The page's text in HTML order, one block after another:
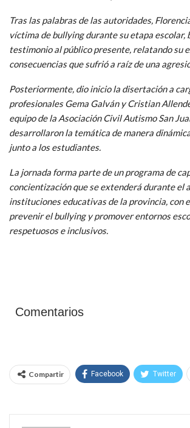
Tras las palabras de las autoridades,
víctima de bullying durante su etapa escolar,
testimonio al público presente, relatando su
consecuencias que sufrió a raíz de una
Posteriormente, dio inicio la disertación a
profesionales Gema Galván y Cristian
equipo de la Asociación Civil Autismo San
desarrollaron la temática de manera
junto a los estudiantes.
La jornada forma parte de un programa de
concientización que se extenderá durante el
instituciones educativas de la provincia, con
prevenir el bullying y promover entornos
respetuosos e inclusivos.
Comentarios
Compartir Facebook Twitter